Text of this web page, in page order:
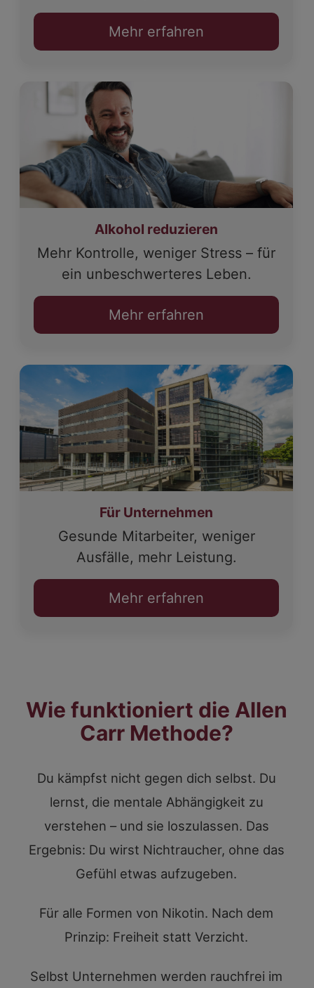
Mehr erfahren
Alkohol reduzieren
Mehr Kontrolle, weniger Stress – für
ein unbeschwerteres Leben.
Mehr erfahren
Für Unternehmen
Gesunde Mitarbeiter, weniger
Ausfälle, mehr Leistung.
Mehr erfahren
Wie funktioniert die Allen
Carr Methode?
Du kämpfst nicht gegen dich selbst. Du
lernst, die mentale Abhängigkeit zu
verstehen – und sie loszulassen. Das
Ergebnis: Du wirst Nichtraucher, ohne das
Gefühl etwas aufzugeben.
Für alle Formen von Nikotin. Nach dem
Prinzip: Freiheit statt Verzicht.
Selbst Unternehmen werden rauchfrei im